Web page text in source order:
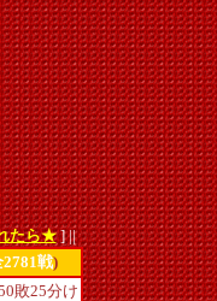
たら★] ||
戦)
敗25分け